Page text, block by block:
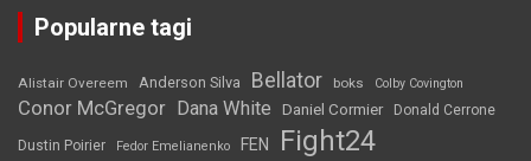
Popularne tagi
Alistair Overeem Anderson Silva Bellator boks Colby Covington
Conor McGregor Dana White Daniel Cormier Donald Cerrone
Dustin Poirier Fedor Emelianenko FEN Fight24